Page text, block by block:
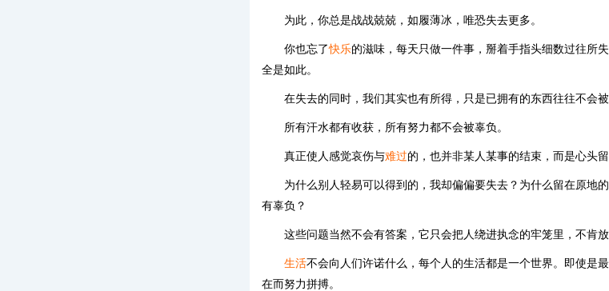
为此，你总是战战兢兢，如履薄冰，唯恐失去更多。
你也忘了快乐的滋味，每天只做一件事，掰着手指头细数过往所
全是如此。
在失去的同时，我们其实也有所得，只是已拥有的东西往往不会被
所有汗水都有收获，所有努力都不会被辜负。
真正使人感觉哀伤与难过的，也并非某人某事的结束，而是心头留
为什么别人轻易可以得到的，我却偏偏要失去？为什么留在原地
有辜负？
这些问题当然不会有答案，它只会把人绕进执念的牢笼里，不肯
生活不会向人们许诺什么，每个人的生活都是一个世界。即使是
在而努力拼搏。